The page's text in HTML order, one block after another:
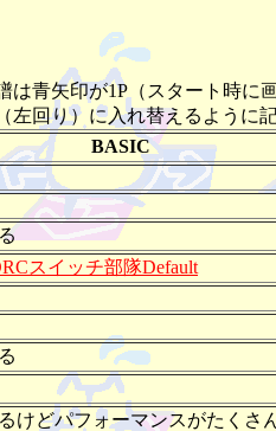
は青矢印が1P（スタート時
左回り）に入れ替えるように
BASIC
スイッチ部隊Default
けどパフォーマンスがたくさ